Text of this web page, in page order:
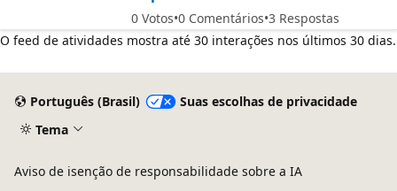
0 Votos 0 Comentários 3 Respostas
O feed de atividades mostra até 30 interações nos últimos 30 dias.
Português (Brasil)
Suas escolhas de privacidade
Tema
Aviso de isenção de responsabilidade sobre a IA